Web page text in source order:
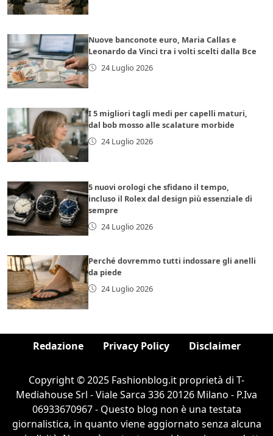
Nuove banconote euro, Maria Callas e
Leonardo da Vinci tra i volti scelti dalla Bce
24 Luglio 2026
I 5 migliori tagli medi per capelli maturi,
dal bob mosso alle scalature morbide
24 Luglio 2026
5 nuovi orologi che sfidano il tempo,
incluso il Rolex dal design più essenziale di
sempre
24 Luglio 2026
Perché dovremmo tutti indossare gli anelli
da piede
24 Luglio 2026
Redazione Privacy Policy Disclaimer
Copyright © 2025 Fashionblog.it proprietà di T-
Mediahouse Srl - Viale Sarca 336 20126 Milano - P.Iva
06933670967 - Questo blog non è una testata
giornalistica, in quanto viene aggiornato senza alcuna